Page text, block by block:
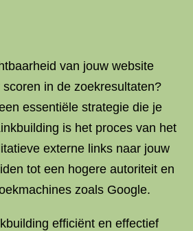
van jouw website
in de zoekresultaten?
essentiële strategie die je
is het proces van het
externe links naar jouw
tot een hogere autoriteit en
zoals Google.
efficiënt en effectief